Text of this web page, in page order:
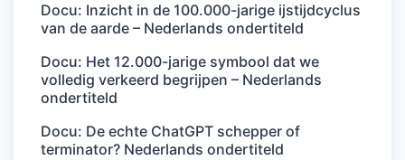
Docu: Inzicht in de 100.000-jarige ijstijdcyclus
van de aarde – Nederlands ondertiteld
Docu: Het 12.000-jarige symbool dat we
volledig verkeerd begrijpen – Nederlands
ondertiteld
Docu: De echte ChatGPT schepper of
terminator? Nederlands ondertiteld